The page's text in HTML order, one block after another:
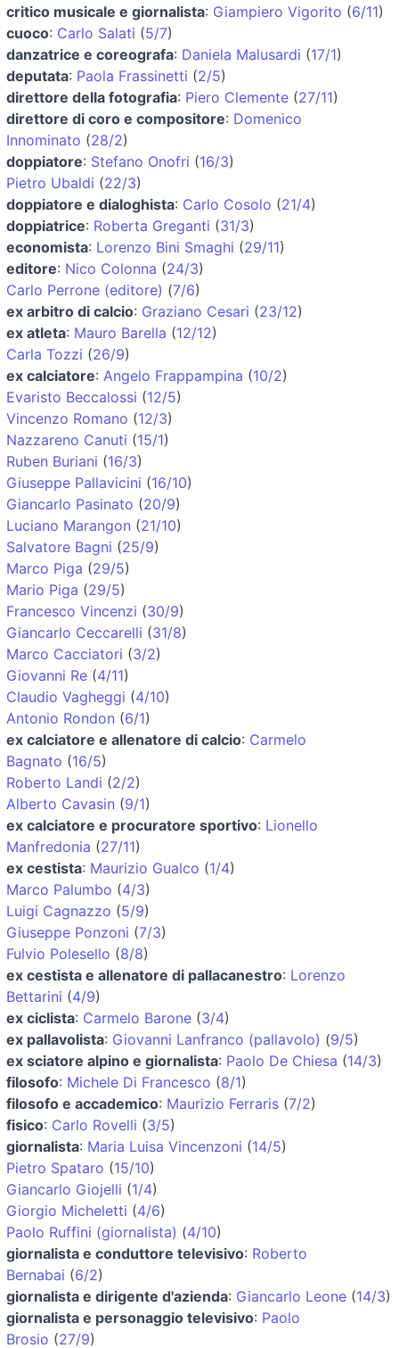
critico musicale e giornalista: Giampiero Vigorito (6/11)
cuoco: Carlo Salati (5/7)
danzatrice e coreografa: Daniela Malusardi (17/1)
deputata: Paola Frassinetti (2/5)
direttore della fotografia: Piero Clemente (27/11)
direttore di coro e compositore: Domenico
Innominato (28/2)
doppiatore: Stefano Onofri (16/3)
Pietro Ubaldi (22/3)
doppiatore e dialoghista: Carlo Cosolo (21/4)
doppiatrice: Roberta Greganti (31/3)
economista: Lorenzo Bini Smaghi (29/11)
editore: Nico Colonna (24/3)
Carlo Perrone (editore) (7/6)
ex arbitro di calcio: Graziano Cesari (23/12)
ex atleta: Mauro Barella (12/12)
Carla Tozzi (26/9)
ex calciatore: Angelo Frappampina (10/2)
Evaristo Beccalossi (12/5)
Vincenzo Romano (12/3)
Nazzareno Canuti (15/1)
Ruben Buriani (16/3)
Giuseppe Pallavicini (16/10)
Giancarlo Pasinato (20/9)
Luciano Marangon (21/10)
Salvatore Bagni (25/9)
Marco Piga (29/5)
Mario Piga (29/5)
Francesco Vincenzi (30/9)
Giancarlo Ceccarelli (31/8)
Marco Cacciatori (3/2)
Giovanni Re (4/11)
Claudio Vagheggi (4/10)
Antonio Rondon (6/1)
ex calciatore e allenatore di calcio: Carmelo
Bagnato (16/5)
Roberto Landi (2/2)
Alberto Cavasin (9/1)
ex calciatore e procuratore sportivo: Lionello
Manfredonia (27/11)
ex cestista: Maurizio Gualco (1/4)
Marco Palumbo (4/3)
Luigi Cagnazzo (5/9)
Giuseppe Ponzoni (7/3)
Fulvio Polesello (8/8)
ex cestista e allenatore di pallacanestro: Lorenzo
Bettarini (4/9)
ex ciclista: Carmelo Barone (3/4)
ex pallavolista: Giovanni Lanfranco (pallavolo) (9/5)
ex sciatore alpino e giornalista: Paolo De Chiesa (14/3)
filosofo: Michele Di Francesco (8/1)
filosofo e accademico: Maurizio Ferraris (7/2)
fisico: Carlo Rovelli (3/5)
giornalista: Maria Luisa Vincenzoni (14/5)
Pietro Spataro (15/10)
Giancarlo Giojelli (1/4)
Giorgio Micheletti (4/6)
Paolo Ruffini (giornalista) (4/10)
giornalista e conduttore televisivo: Roberto
Bernabai (6/2)
giornalista e dirigente d'azienda: Giancarlo Leone (14/3)
giornalista e personaggio televisivo: Paolo
Brosio (27/9)